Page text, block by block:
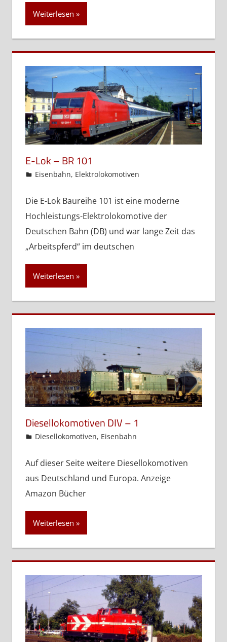
Weiterlesen
E-Lok – BR 101
admin
Eisenbahn, Elektrolokomotiven
Die E-Lok Baureihe 101 ist eine moderne
Hochleistungs-Elektrolokomotive der
Deutschen Bahn (DB) und war lange Zeit das
„Arbeitspferd“ im deutschen
Weiterlesen
Diesellokomotiven DIV – 1
admin
Diesellokomotiven, Eisenbahn
Auf dieser Seite weitere Diesellokomotiven
aus Deutschland und Europa. Anzeige
Amazon Bücher
Weiterlesen